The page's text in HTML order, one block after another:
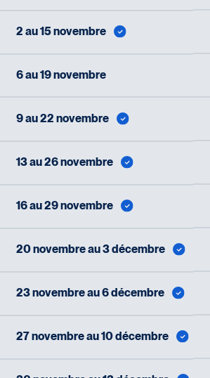
2 au 15 novembre
6 au 19 novembre
9 au 22 novembre
13 au 26 novembre
16 au 29 novembre
20 novembre au 3 décembre
23 novembre au 6 décembre
27 novembre au 10 décembre